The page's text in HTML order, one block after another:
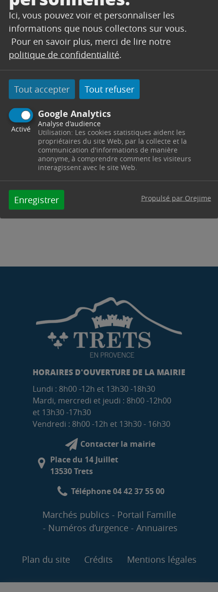
Ici, vous pouvez voir et personnaliser les
informations que nous collectons sur vous.
Pour en savoir plus, merci de lire notre
politique de confidentialité.
Tout accepter Tout refuser
Google Analytics
Activé
Analyse d'audience
Utilisation: Les cookies statistiques aident les
propriétaires du site Web, par la collecte et la
communication d'informations de manière
anonyme, à comprendre comment les visiteurs
interagissent avec le site Web.
Enregistrer Propulsé par Orejime
CONTACT
SERVICES TECHNIQUES
Secrétariat
Centre Technique Municipal
13530 Trets
Télephone : 04 42 61 23 90 / 04 42 61 23 91
Horaires : Du lundi au jeudi de 8h00 à 12h00 et de
13h30 à 17h30 - le vendredi de 8h00 à 12h00 -
servicestechniques@trets.fr
HORAIRES D'OUVERTURE DE LA MAIRIE
Lundi : 8h00 -12h et 13h30 -18h30
Mardi, mercredi et jeudi : 8h00 -12h00
et 13h30 -17h30
Vendredi : 8h00 -12h et 13h30 - 16h30
Contacter la mairie
Place du 14 Juillet
13530 Trets
Téléphone 04 42 37 55 00
Marchés publics
Portail Famille
Numéros d’urgence
Annuaires
Plan du site Crédits Mentions légales